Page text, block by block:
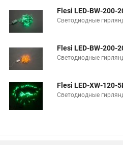
Flesi LED-BW-200-
Светодиодные
Flesi LED-BW-200-
Светодиодные
Flesi LED-XW-120-
Светодиодные